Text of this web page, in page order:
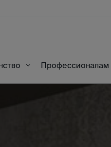
Профессионалам
60X60